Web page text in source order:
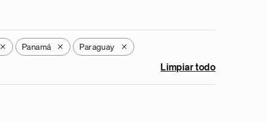
X Panamá X Paraguay X
Limpiar todo